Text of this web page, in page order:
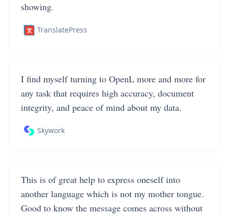
showing.
TranslatePress
I find myself turning to OpenL more and more for
any task that requires high accuracy, document
integrity, and peace of mind about my data.
Skywork
This is of great help to express oneself into
another language which is not my mother tongue.
Good to know the message comes across without